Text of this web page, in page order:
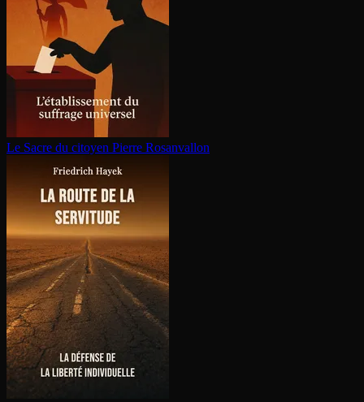
Le Sacre du citoyen Pierre Rosanvallon